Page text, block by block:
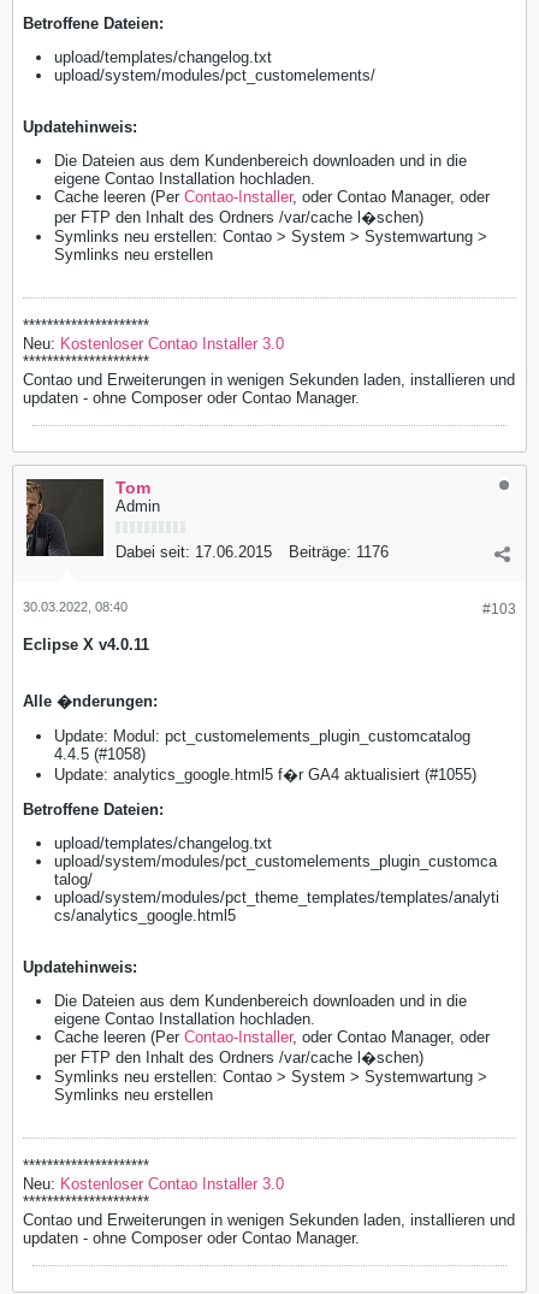
​Betroffene Dateien:
upload/templates/changelog.txt
upload/system/modules/pct_customelements/
Updatehinweis:
Die Dateien aus dem Kundenbereich downloaden und in die
eigene Contao Installation hochladen.
Cache leeren (Per Contao-Installer, oder Contao Manager, oder
per FTP den Inhalt des Ordners /var/cache l�schen)
Symlinks neu erstellen: Contao > System > Systemwartung >
Symlinks neu erstellen
*********************
Neu: Kostenloser Contao Installer 3.0
*********************
Contao und Erweiterungen in wenigen Sekunden laden, installieren und
updaten - ohne Composer oder Contao Manager.
Tom
Admin
Dabei seit: 17.06.2015 Beiträge: 1176
#103
30.03.2022, 08:40
Eclipse X v4.0.11
Alle �nderungen:
Update: Modul: pct_customelements_plugin_customcatalog
4.4.5 (#1058)
Update: analytics_google.html5 f�r GA4 aktualisiert (#1055)
​Betroffene Dateien:
upload/templates/changelog.txt
upload/system/modules/pct_customelements_plugin_customca
talog/
upload/system/modules/pct_theme_templates/templates/analyti
cs/analytics_google.html5
Updatehinweis:
Die Dateien aus dem Kundenbereich downloaden und in die
eigene Contao Installation hochladen.
Cache leeren (Per Contao-Installer, oder Contao Manager, oder
per FTP den Inhalt des Ordners /var/cache l�schen)
Symlinks neu erstellen: Contao > System > Systemwartung >
Symlinks neu erstellen
*********************
Neu: Kostenloser Contao Installer 3.0
*********************
Contao und Erweiterungen in wenigen Sekunden laden, installieren und
updaten - ohne Composer oder Contao Manager.